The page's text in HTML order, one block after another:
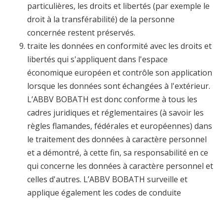
particulières, les droits et libertés (par exemple le
droit à la transférabilité) de la personne
concernée restent préservés.
traite les données en conformité avec les droits et
libertés qui s'appliquent dans l'espace
économique européen et contrôle son application
lorsque les données sont échangées à l'extérieur.
L’ABBV BOBATH est donc conforme à tous les
cadres juridiques et réglementaires (à savoir les
règles flamandes, fédérales et européennes) dans
le traitement des données à caractère personnel
et a démontré, à cette fin, sa responsabilité en ce
qui concerne les données à caractère personnel et
celles d'autres. L’ABBV BOBATH surveille et
applique également les codes de conduite